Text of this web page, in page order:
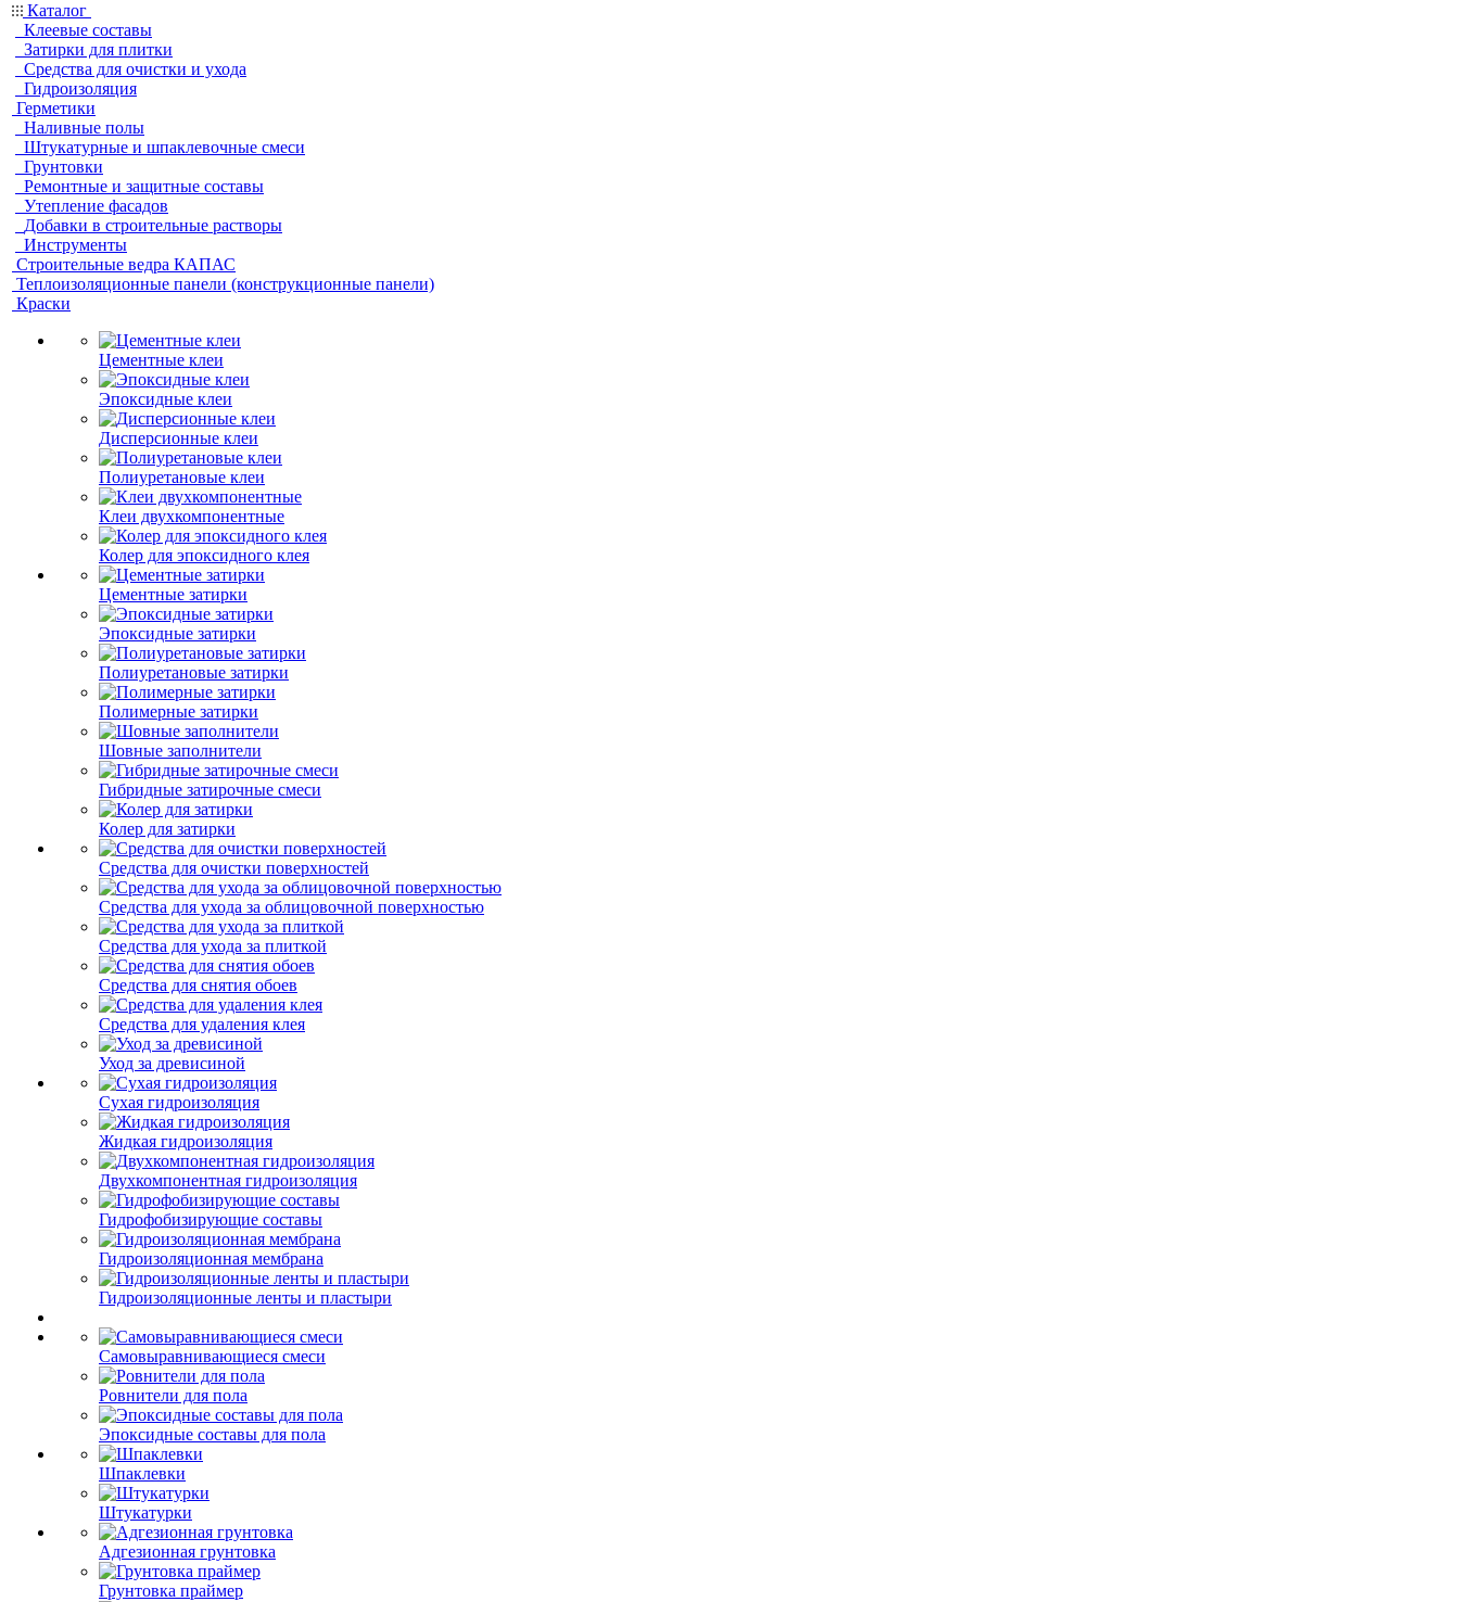
Каталог
Клеевые составы
Затирки для плитки
Средства для очистки и ухода
Гидроизоляция
Герметики
Наливные полы
Штукатурные и шпаклевочные смеси
Грунтовки
Ремонтные и защитные составы
Утепление фасадов
Добавки в строительные растворы
Инструменты
Строительные ведра КАПАС
Теплоизоляционные панели (конструкционные панели)
Краски
Цементные клеи
Эпоксидные клеи
Дисперсионные клеи
Полиуретановые клеи
Клеи двухкомпонентные
Колер для эпоксидного клея
Цементные затирки
Эпоксидные затирки
Полиуретановые затирки
Полимерные затирки
Шовные заполнители
Гибридные затирочные смеси
Колер для затирки
Средства для очистки поверхностей
Средства для ухода за облицовочной поверхностью
Средства для ухода за плиткой
Средства для снятия обоев
Средства для удаления клея
Уход за древисиной
Сухая гидроизоляция
Жидкая гидроизоляция
Двухкомпонентная гидроизоляция
Гидрофобизирующие составы
Гидроизоляционная мембрана
Гидроизоляционные ленты и пластыри
Самовыравнивающиеся смеси
Ровнители для пола
Эпоксидные составы для пола
Шпаклевки
Штукатурки
Адгезионная грунтовка
Грунтовка праймер